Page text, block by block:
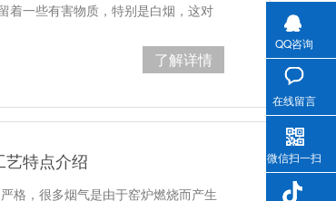
着一些有害物质，特别是白烟，这对
了解详情
特点介绍
格，很多烟气是由于窑炉燃烧而产生
QQ咨询
在线留言
微信扫一扫